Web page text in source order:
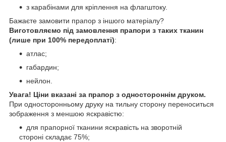
з карабінами для кріплення на флагштоку.
Бажаєте замовити прапор з іншого матеріалу?
Виготовляємо під замовлення прапори з таких тканин
(лише при 100% передоплаті):
атлас;
габардин;
нейлон.
Увага! Ціни вказані за прапор з одностороннім друком.
При односторонньому друку на тильну сторону переноситься
зображення з меншою яскравістю:
для прапорної тканини яскравість на зворотній
стороні складає 75%;